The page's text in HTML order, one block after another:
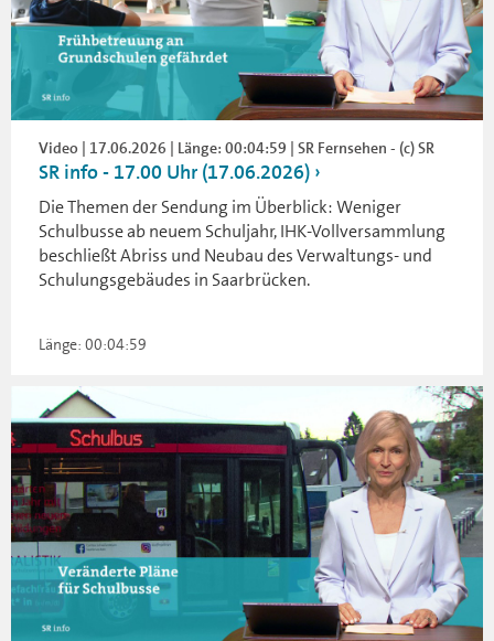
Video | 17.06.2026 | Länge: 00:04:59 | SR Fernsehen - (c) SR
SR info - 17.00 Uhr (17.06.2026)
Die Themen der Sendung im Überblick: Weniger
Schulbusse ab neuem Schuljahr, IHK-Vollversammlung
beschließt Abriss und Neubau des Verwaltungs- und
Schulungsgebäudes in Saarbrücken.
Länge: 00:04:59